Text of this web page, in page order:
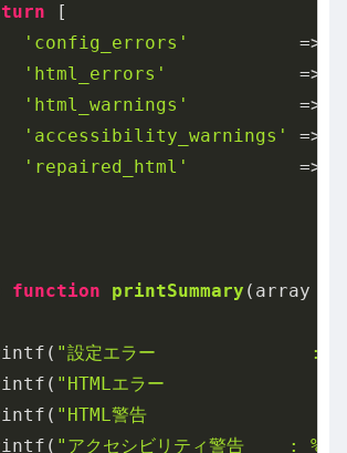
[
'config_errors'
=>
'html_errors'
=>
'html_warnings'
=>
'accessibility_warnings'
=>
'repaired_html'
=>
function printSummary (array
"設定エラー              :
"HTMLエラー              :
"HTML警告                :
"アクセシビリティ警告    : %d